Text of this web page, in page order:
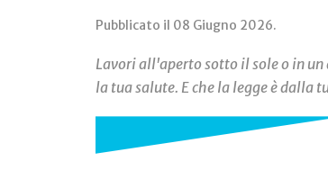
Pubblicato il 08 Giugno 2026.
Lavori all'aperto sotto il sole o in un
la tua salute. E che la legge è dalla